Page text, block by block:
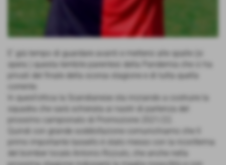
E’ già tempo di guardare avanti e mettersi alle spalle (si
spera ) questa terribile parentesi della Pandemia che ci ha
privati del finale della scorsa stagione e di tutta quella
corrente.
In quest’ottica la Scandianese sta iniziando a costruire la
squadra che sarà schierata ai nastri di partenza del
prossimo campionato di Promozione 2021/22.
Quindi con grande soddisfazione comunichiamo che Il
primo importante tassello è stato messo con la riconferma
del bomber locale Antonio Rizzuto, che anche nella